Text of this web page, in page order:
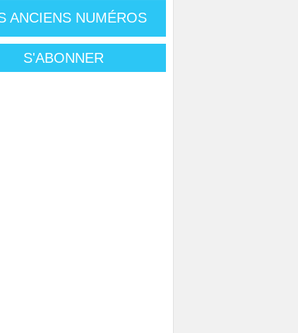
ANCIENS NUMÉROS
S'ABONNER